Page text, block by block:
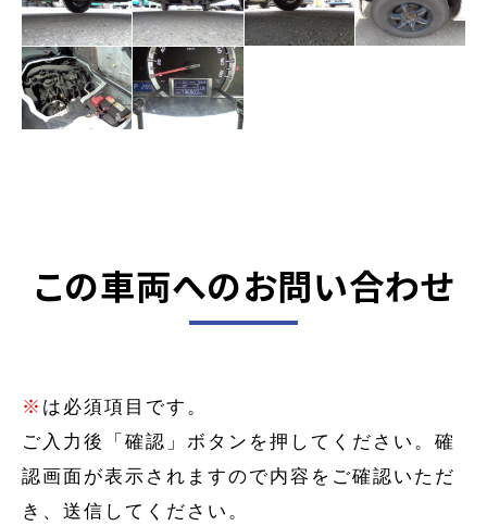
この車両へのお問い合わせ
※ は必須項目です。
ご入力後「確認」ボタンを押してください。確
認画面が表示されますので内容をご確認いただ
き、送信してください。